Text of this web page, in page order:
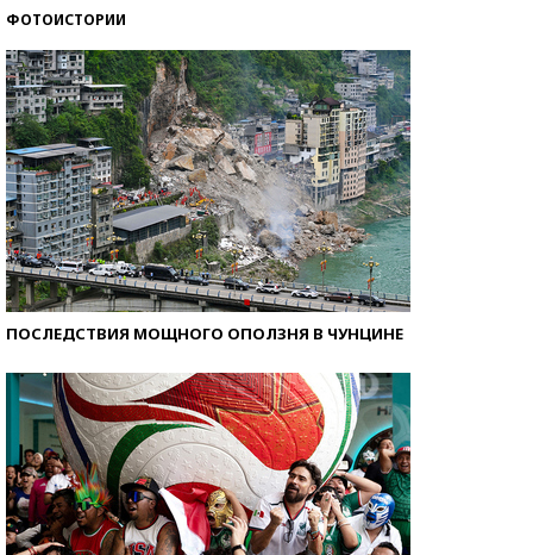
ФОТОИСТОРИИ
ПОСЛЕДСТВИЯ МОЩНОГО ОПОЛЗНЯ В ЧУНЦИНЕ